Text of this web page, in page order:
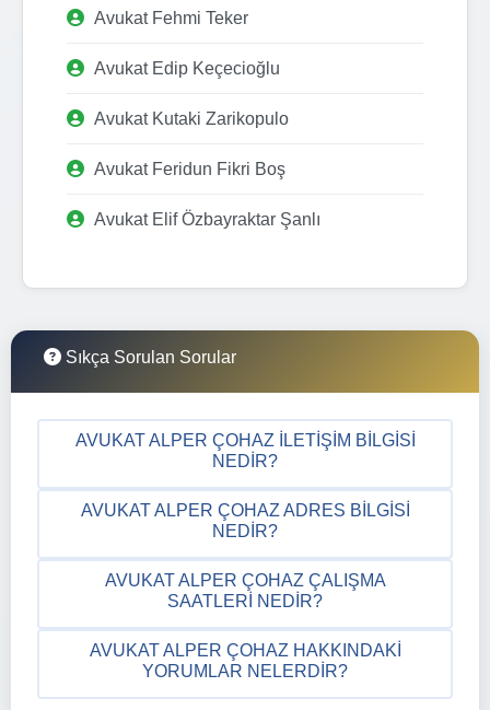
Avukat Fehmi Teker
Avukat Edip Keçecioğlu
Avukat Kutaki Zarikopulo
Avukat Feridun Fikri Boş
Avukat Elif Özbayraktar Şanlı
Sıkça Sorulan Sorular
AVUKAT ALPER ÇOHAZ İLETIŞIM BILGISI
NEDIR?
AVUKAT ALPER ÇOHAZ ADRES BILGISI
NEDIR?
AVUKAT ALPER ÇOHAZ ÇALIŞMA
SAATLERI NEDIR?
AVUKAT ALPER ÇOHAZ HAKKINDAKI
YORUMLAR NELERDIR?